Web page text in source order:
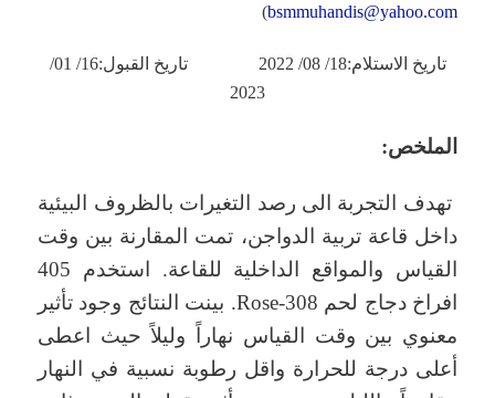
bsmmuhandis@yahoo.com
)
تاريخ الاستلام:18/ 08/ 2022 تاريخ القبول:16/ 01/
2023
الملخص:
تهدف التجربة الى رصد التغيرات بالظروف البيئية
داخل قاعة تربية الدواجن، تمت المقارنة بين وقت
القياس والمواقع الداخلية للقاعة. استخدم 405
افراخ دجاج لحم Rose-308. بينت النتائج وجود تأثير
معنوي بين وقت القياس نهاراً وليلاً حيث اعطى
أعلى درجة للحرارة واقل رطوبة نسبية في النهار